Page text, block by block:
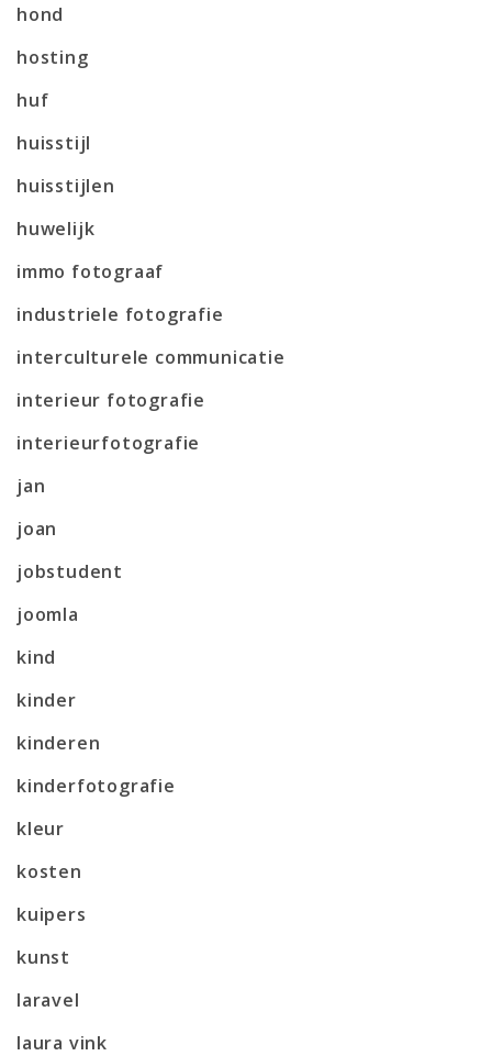
hond
hosting
huf
huisstijl
huisstijlen
huwelijk
immo fotograaf
industriele fotografie
interculturele communicatie
interieur fotografie
interieurfotografie
jan
joan
jobstudent
joomla
kind
kinder
kinderen
kinderfotografie
kleur
kosten
kuipers
kunst
laravel
laura vink